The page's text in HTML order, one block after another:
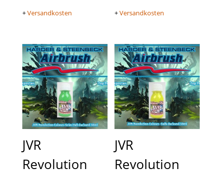
+Versandkosten +Versandkosten
JVR
Revolution
JVR
Revolution